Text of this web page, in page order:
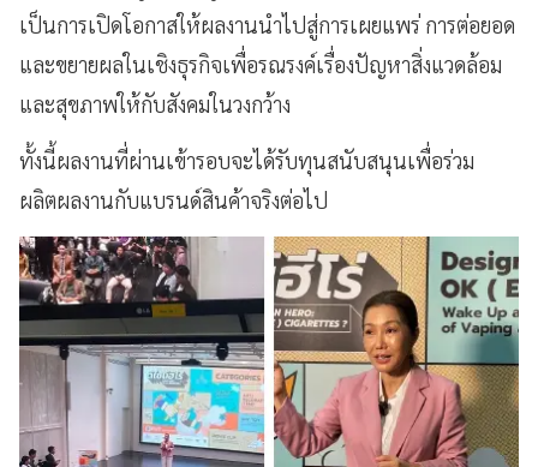
เป็นการเปิดโอกาสให้ผลงานนำไปสู่การเผยแพร่ การต่อยอด
และขยายผลในเชิงธุรกิจเพื่อรณรงค์เรื่องปัญหาสิ่งแวดล้อม
และสุขภาพให้กับสังคมในวงกว้าง
ทั้งนี้ผลงานที่ผ่านเข้ารอบจะได้รับทุนสนับสนุนเพื่อร่วม
ผลิตผลงานกับแบรนด์สินค้าจริงต่อไป